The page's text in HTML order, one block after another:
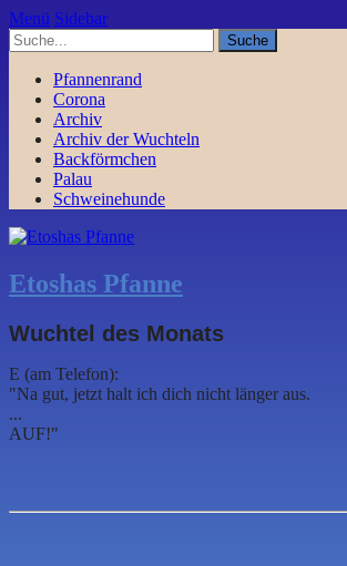
Menü Sidebar
Pfannenrand
Corona
Archiv
Archiv der Wuchteln
Backförmchen
Palau
Schweinehunde
Etoshas Pfanne
Wuchtel des Monats
E (am Telefon):
"Na gut, jetzt halt ich dich nicht länger aus.
...
AUF!"